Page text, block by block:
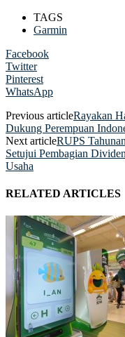
TAGS
Garmin
Facebook
Twitter
Pinterest
WhatsApp
Previous articleRayakan
Dukung Perempuan
Next articleRUPS
Setujui Pembagian
Usaha
RELATED ARTICLES